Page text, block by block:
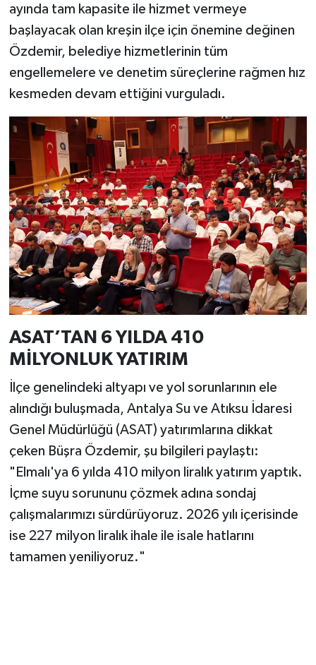
ayında tam kapasite ile hizmet vermeye
başlayacak olan kreşin ilçe için önemine değinen
Özdemir, belediye hizmetlerinin tüm
engellemelere ve denetim süreçlerine rağmen hız
kesmeden devam ettiğini vurguladı.
ASAT’TAN 6 YILDA 410
MİLYONLUK YATIRIM
İlçe genelindeki altyapı ve yol sorunlarının ele
alındığı buluşmada, Antalya Su ve Atıksu İdaresi
Genel Müdürlüğü (ASAT) yatırımlarına dikkat
çeken Büşra Özdemir, şu bilgileri paylaştı:
"Elmalı'ya 6 yılda 410 milyon liralık yatırım yaptık.
İçme suyu sorununu çözmek adına sondaj
çalışmalarımızı sürdürüyoruz. 2026 yılı içerisinde
ise 227 milyon liralık ihale ile isale hatlarını
tamamen yeniliyoruz."